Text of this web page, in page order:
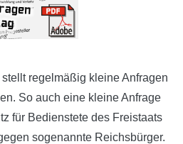
regelmäßig kleine Anfragen
So auch eine kleine Anfrage
für Bedienstete des Freistaats
sogenannte Reichsbürger.